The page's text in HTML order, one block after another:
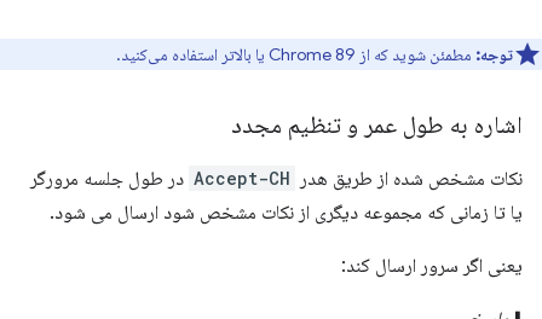
توجه: مطمئن شوید که از Chrome 89 یا بالاتر استفاده می‌کنید.
اشاره به طول عمر و تنظیم مجدد
نکات مشخص شده از طریق هدر Accept-CH در طول جلسه مرورگر
یا تا زمانی که مجموعه دیگری از نکات مشخص شود ارسال می شود.
یعنی اگر سرور ارسال کند: